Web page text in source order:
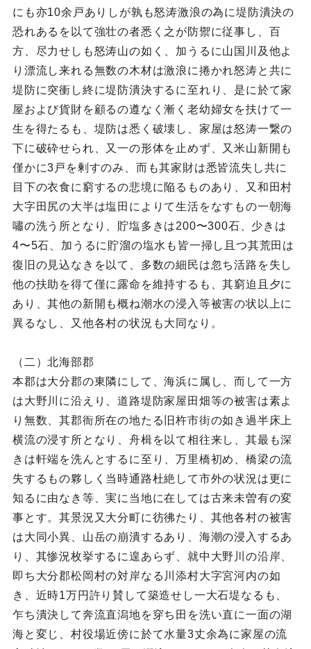
にも亦10余戸ありしが孰も怒涛激浪の為に堤防潰決の
恐れあるを以て強壮の者悉く之が防禦に従事し、百
方、尽力せしも怒涛山の如く、加うるに山国川及他よ
り漂流し来れる無数の木材は激浪に捲かれ怒涛と共に
堤防に突衝し終に堤防潰決するに至れり、是に於て家
屋および貨財を顧るの遵なく漸く老幼婦女を扶けて一
生を得たるも、堤防は悉く破壊し、家屋は怒涛一繋の
下に破砕せられ、又一の形体を止めず、又米山新開も
僅かに3戸を剰すのみ、而も其家財は悉皆流失し共に
目下の衣食に窮するの悲境に陥るものあり、又和田村
大字田尻の大半は塩田によりて生活をなすもの一朝海
嘯の洗う所となり、貯塩多きは200〜300石、少きは
4〜5石、加うるに貯溜の塩水も皆一掃し且つ其荒田は
復旧の見込なきを以て、多数の細民は忽ち活路を失し
他の扶助を得て僅に露命を維持するも、其窮迫且夕に
あり、其他の新開も概ね潮水の浸入等被害の状以上に
異るなし、又他各村の状況も大同なり。
（二）北海部郡
本郡は大分郡の東隣にして、海浜に属し、而して一方
は大野川に沿えり、道路堤防家屋田畑等の被害は素よ
り無数、其郡衙所在の地たる旧杵市街の如き過半床上
横流の浸す所となり、舟楫を以て相往来し、其最も深
きは軒端を洗んとするに至り、万里橋初め、橋梁の流
失するもの夥しく当時通路杜絶して市外の状況は更に
知るに由なき等、実に当地に在しては古来未曽有の変
事とす。其景況又大分町に彷彿たり、其他各村の被害
は大同小異、山岳の崩潰するあり、海潮の浸入するあ
り、其惨況枚挙するに遑あらず、就中大野川の沿岸、
即ち大分郡松岡村の対岸なる川添村大字宮河内の如
き、近時1万円許り賛して築造せし一大石堤なるも、
乍ち潰決して奔流直潟地を穿ち田を洗い直に一面の湖
海と変じ、村役場近傍に於て水量3丈余為に家屋の流